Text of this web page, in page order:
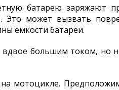
батарею заряжают
Это может вызвать
емкости батареи.
вдвое большим током, но
мотоцикле.